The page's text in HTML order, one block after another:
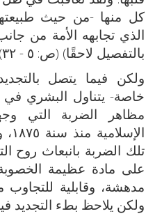
كل منها -من حيث
الذي تجابهه الأمة من
بالتفصيل لاحقًا) (ص: ٥ - ٣٢).
ولكن فيما يتصل
مظاهر الضربة التي
تلك الضربة بانبعاث روح
على مادة عظيمة
مدهشة، وقابلية
ولكن يلاحظ بطء التجديد